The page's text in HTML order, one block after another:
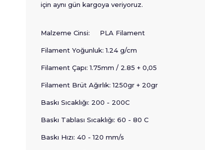
için aynı gün kargoya veriyoruz.
Malzeme Cinsi: PLA Filament
Filament Yoğunluk: 1.24 g/cm
Filament Çapı: 1.75mm / 2.85 + 0,05
Filament Brüt Ağırlık: 1250gr + 20gr
Baskı Sıcaklığı: 200 - 200C
Baskı Tablası Sıcaklığı: 60 - 80 C
Baskı Hızı: 40 - 120 mm/s